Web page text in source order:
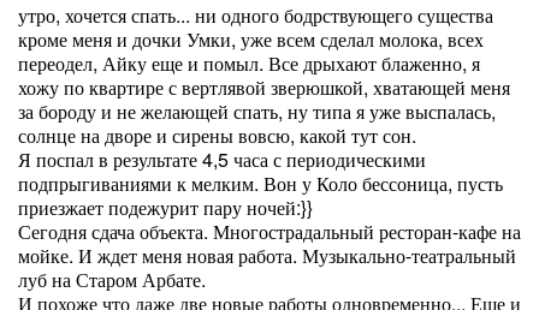
утро, хочется спать... ни одного бодрствующего существа
кроме меня и дочки Умки, уже всем сделал молока, всех
переодел, Айку еще и помыл. Все дрыхают блаженно, я
хожу по квартире с вертлявой зверюшкой, хватающей меня
за бороду и не желающей спать, ну типа я уже выспалась,
солнце на дворе и сирены вовсю, какой тут сон.
Я поспал в результате 4,5 часа с периодическими
подпрыгиваниями к мелким. Вон у Коло бессоница, пусть
приезжает подежурит пару ночей:}}
Сегодня сдача объекта. Многострадальный ресторан-кафе на
мойке. И ждет меня новая работа. Музыкально-театральный
луб на Старом Арбате.
И похоже что даже две новые работы одновременно... Еще и